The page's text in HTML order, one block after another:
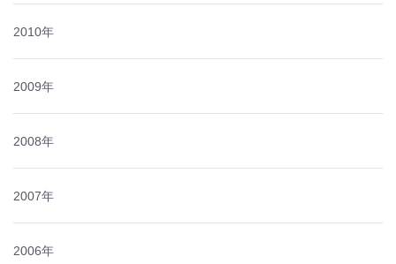
2010年
2009年
2008年
2007年
2006年